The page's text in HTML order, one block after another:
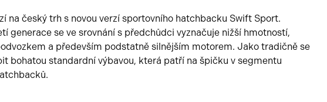
na český trh s novou verzí sportovního hatchbacku Swift Sport.
generace se ve srovnání s předchůdci vyznačuje nižší hmotností,
a především podstatně silnějším motorem. Jako tradičně se
bohatou standardní výbavou, která patří na špičku v segmentu